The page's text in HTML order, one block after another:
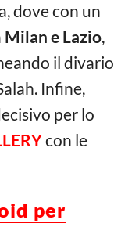
dove con un
Milan e Lazio,
il divario
Infine,
per lo
con le
per